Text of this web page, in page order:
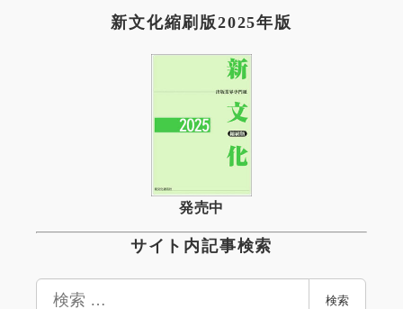
新文化縮刷版2025年版
発売中
サイト内記事検索
検
検索